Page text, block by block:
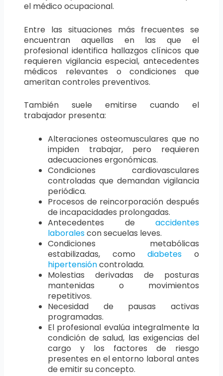
el médico ocupacional.
Entre las situaciones más frecuentes se
encuentran aquellas en las que el
profesional identifica hallazgos clínicos que
requieren vigilancia especial, antecedentes
médicos relevantes o condiciones que
ameritan controles preventivos.
También suele emitirse cuando el
trabajador presenta:
Alteraciones osteomusculares que no
impiden trabajar, pero requieren
adecuaciones ergonómicas.
Condiciones cardiovasculares
controladas que demandan vigilancia
periódica.
Procesos de reincorporación después
de incapacidades prolongadas.
Antecedentes deaccidentes
laboralescon secuelas leves.
Condiciones metabólicas
estabilizadas, comodiabetes o
hipertensióncontrolada.
Molestias derivadas de posturas
mantenidas o movimientos
repetitivos.
Necesidad de pausas activas
programadas.
El profesional evalúa integralmente la
condición de salud, las exigencias del
cargo y los factores de riesgo
presentes en el entorno laboral antes
de emitir su concepto.